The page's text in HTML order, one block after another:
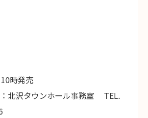
10時発売
北沢タウンホール事務室 TEL.